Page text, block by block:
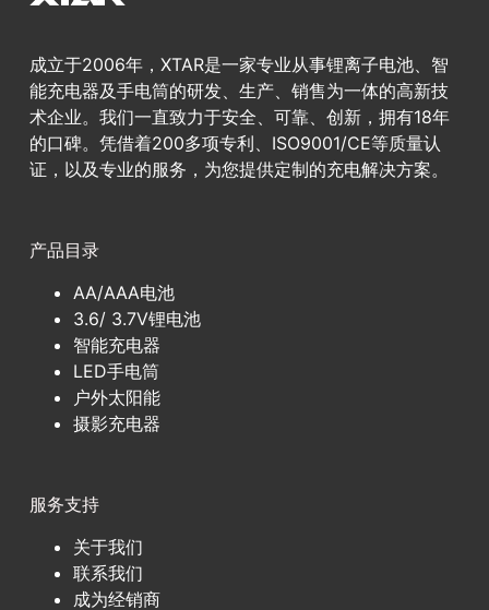
成立于2006年，XTAR是一家专业从事锂离子电池、智
能充电器及手电筒的研发、生产、销售为一体的高新技
术企业。我们一直致力于安全、可靠、创新，拥有18年
的口碑。凭借着200多项专利、ISO9001/CE等质量认
证，以及专业的服务，为您提供定制的充电解决方案。
产品目录
AA/AAA电池
3.6/ 3.7V锂电池
智能充电器
LED手电筒
户外太阳能
摄影充电器
服务支持
关于我们
联系我们
成为经销商